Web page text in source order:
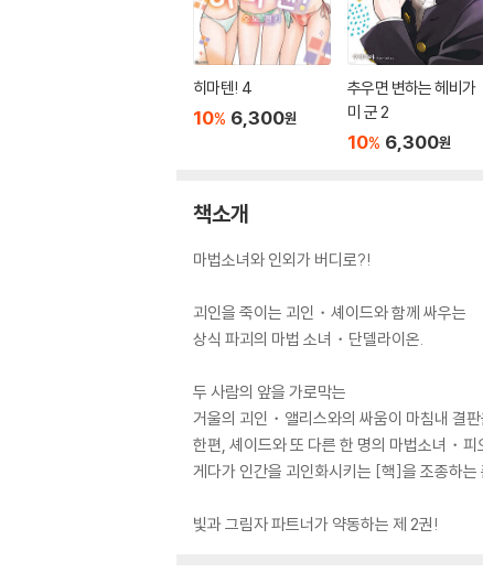
히마텐! 4
10% 6,300원
추우면 변하는 헤비가
미 군 2
10% 6,300원
책소개
마법소녀와 인외가 버디로?!
괴인을 죽이는 괴인・셰이드와 함께 싸우는
상식 파괴의 마법 소녀・단델라이온.
두 사람의 앞을 가로막는
거울의 괴인・앨리스와의 싸움이 마침내 결
한편, 셰이드와 또 다른 한 명의 마법소녀・
게다가 인간을 괴인화시키는 [핵]을 조종하
빛과 그림자 파트너가 약동하는 제 2권!